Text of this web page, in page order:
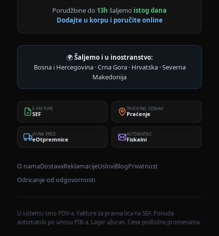
Porudžbine do 13h šaljemo istog dana
Dodajte u korpu i poručite online
🌍Šaljemo i u inostranstvo:
Bosna i Hercegovina · Crna Gora · Hrvatska · Severna
Makedonija
E-FAKTURE
SEF
TRACKING ODMAH
Praćenje
JAVNA PRED.
eOtpremnice
AUTOMATSKI
Fiskalni
O namaDostavaReklamacijeUsloviBlogPrivatnost
Odricanje od odgovornosti
U sistemu smo PDV-a. Fakture za pravna lica na SEF. Ponuda
automatski po unosu PIB-a. Lager ažuran. Cene podložne promenama.